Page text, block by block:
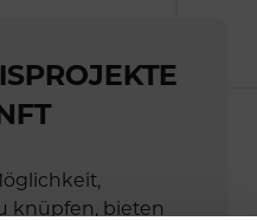
knüpfen, bieten